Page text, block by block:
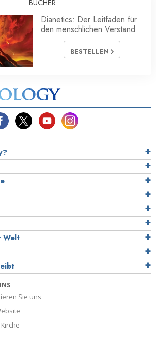
BÜCHER
Dianetics: Der Leitfaden für
den menschlichen Verstand
BESTELLEN
Welt
Sie uns